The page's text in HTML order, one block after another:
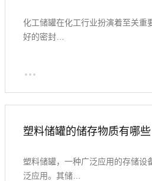
化工储罐在化工行业扮演着至关重
好的密封…
塑料储罐的储存物质有哪些
塑料储罐，一种广泛应用的存储设
泛应用。其储…